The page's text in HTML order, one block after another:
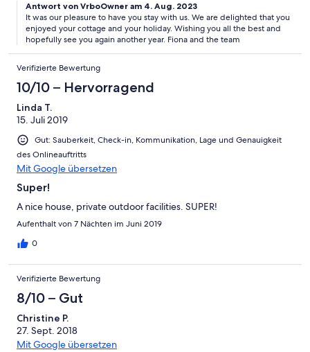
Antwort von VrboOwner am 4. Aug. 2023
It was our pleasure to have you stay with us. We are delighted that you
enjoyed your cottage and your holiday. Wishing you all the best and
hopefully see you again another year. Fiona and the team
Verifizierte Bewertung
10/10 – Hervorragend
Linda T.
15. Juli 2019
Gut: Sauberkeit, Check-in, Kommunikation, Lage und Genauigkeit
des Onlineauftritts
Mit Google übersetzen
Super!
A nice house, private outdoor facilities. SUPER!
Aufenthalt von 7 Nächten im Juni 2019
0
Verifizierte Bewertung
8/10 – Gut
Christine P.
27. Sept. 2018
Mit Google übersetzen